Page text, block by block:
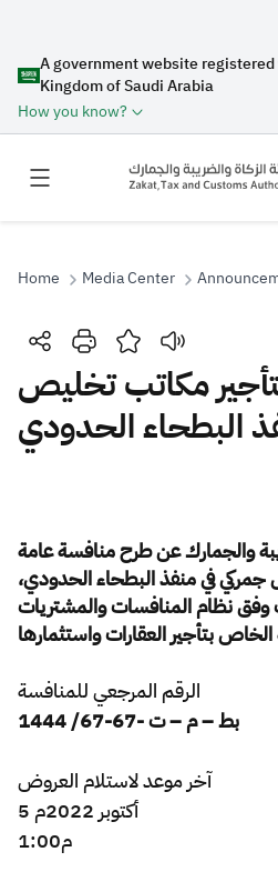
A government website
Kingdom of Saudi Arabia
How you know?
Search
Search Search AI
Zakat Customs
Real Estate Transactions
Home Media Center
مكاتب تخليص
البطحاء الحدودي
والجماركعنطرح منافسة عامة
في منفذ البطحاء الحدودي،
نظام المنافسات والمشتريات
الرقم المرجعي للمنافسة
بط – م – ت -67-67/
1444
​آخر موعد لاستلام العروض
5 أكتوبر 2022م